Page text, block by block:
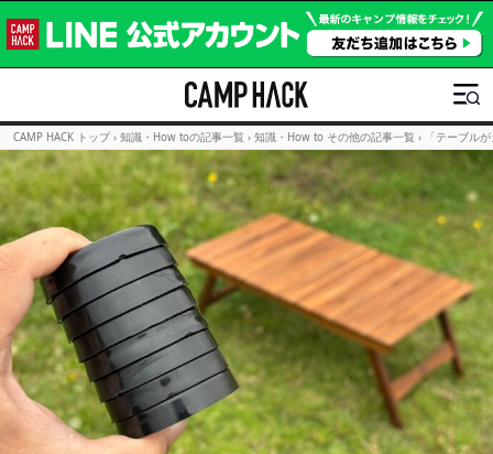
CAMP HACK トップ › 知識・How toの記事一覧 › 知識・How to その他の記事一覧 › 「テーブル